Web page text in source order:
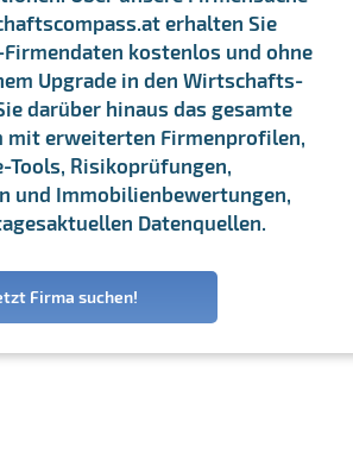
erhalten Sie
kostenlos und ohne
Upgrade in den Wirtschafts-
darüber hinaus das gesamte
mit erweiterten Firmenprofilen,
Tools, Risikoprüfungen,
und Immobilienbewertungen,
Datenquellen.
Firma suchen!